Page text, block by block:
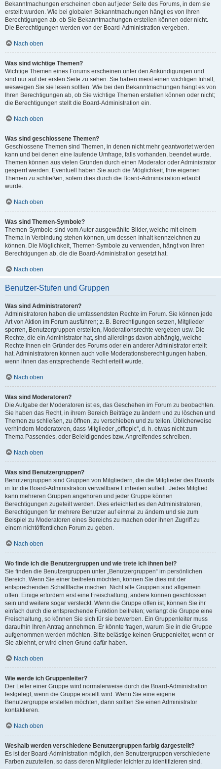
Bekanntmachungen erscheinen oben auf jeder Seite des Forums, in dem sie
erstellt wurden. Wie bei globalen Bekanntmachungen hängt es von Ihren
Berechtigungen ab, ob Sie Bekanntmachungen erstellen können oder nicht.
Die Berechtigungen werden von der Board-Administration vergeben.
Nach oben
Was sind wichtige Themen?
Wichtige Themen eines Forums erscheinen unter den Ankündigungen und
sind nur auf der ersten Seite zu sehen. Sie haben meist einen wichtigen Inhalt,
weswegen Sie sie lesen sollten. Wie bei den Bekanntmachungen hängt es von
Ihren Berechtigungen ab, ob Sie wichtige Themen erstellen können oder nicht;
die Berechtigungen stellt die Board-Administration ein.
Nach oben
Was sind geschlossene Themen?
Geschlossene Themen sind Themen, in denen nicht mehr geantwortet werden
kann und bei denen eine laufende Umfrage, falls vorhanden, beendet wurde.
Themen können aus vielen Gründen durch einen Moderator oder Administrator
gesperrt werden. Eventuell haben Sie auch die Möglichkeit, Ihre eigenen
Themen zu schließen, sofern dies durch die Board-Administration erlaubt
wurde.
Nach oben
Was sind Themen-Symbole?
Themen-Symbole sind vom Autor ausgewählte Bilder, welche mit einem
Thema in Verbindung stehen können, um dessen Inhalt kennzeichnen zu
können. Die Möglichkeit, Themen-Symbole zu verwenden, hängt von Ihren
Berechtigungen ab, die die Board-Administration gesetzt hat.
Nach oben
Benutzer-Stufen und Gruppen
Was sind Administratoren?
Administratoren haben die umfassendsten Rechte im Forum. Sie können jede
Art von Aktion im Forum ausführen; z. B. Berechtigungen setzen, Mitglieder
sperren, Benutzergruppen erstellen, Moderationsrechte vergeben usw. Die
Rechte, die ein Administrator hat, sind allerdings davon abhängig, welche
Rechte ihnen ein Gründer des Forums oder ein anderer Administrator erteilt
hat. Administratoren können auch volle Moderationsberechtigungen haben,
wenn ihnen das entsprechende Recht erteilt wurde.
Nach oben
Was sind Moderatoren?
Die Aufgabe der Moderatoren ist es, das Geschehen im Forum zu beobachten.
Sie haben das Recht, in ihrem Bereich Beiträge zu ändern und zu löschen und
Themen zu schließen, zu öffnen, zu verschieben und zu teilen. Üblicherweise
verhindern Moderatoren, dass Mitglieder „offtopic“, d. h. etwas nicht zum
Thema Passendes, oder Beleidigendes bzw. Angreifendes schreiben.
Nach oben
Was sind Benutzergruppen?
Benutzergruppen sind Gruppen von Mitgliedern, die die Mitglieder des Boards
in für die Board-Administration verwaltbare Einheiten aufteilt. Jedes Mitglied
kann mehreren Gruppen angehören und jeder Gruppe können
Berechtigungen zugeteilt werden. Dies erleichtert es den Administratoren,
Berechtigungen für mehrere Benutzer auf einmal zu ändern und sie zum
Beispiel zu Moderatoren eines Bereichs zu machen oder ihnen Zugriff zu
einem nichtöffentlichen Forum zu geben.
Nach oben
Wo finde ich die Benutzergruppen und wie trete ich ihnen bei?
Sie finden die Benutzergruppen unter „Benutzergruppen“ im persönlichen
Bereich. Wenn Sie einer beitreten möchten, können Sie dies mit der
entsprechenden Schaltfläche machen. Nicht alle Gruppen sind allgemein
offen. Einige erfordern erst eine Freischaltung, andere können geschlossen
sein und weitere sogar versteckt. Wenn die Gruppe offen ist, können Sie ihr
einfach durch die entsprechende Funktion beitreten; verlangt die Gruppe eine
Freischaltung, so können Sie sich für sie bewerben. Ein Gruppenleiter muss
daraufhin Ihren Antrag annehmen. Er könnte fragen, warum Sie in die Gruppe
aufgenommen werden möchten. Bitte belästige keinen Gruppenleiter, wenn er
Sie ablehnt, er wird einen Grund dafür haben.
Nach oben
Wie werde ich Gruppenleiter?
Der Leiter einer Gruppe wird normalerweise durch die Board-Administration
festgelegt, wenn die Gruppe erstellt wird. Wenn Sie eine eigene
Benutzergruppe erstellen möchten, dann sollten Sie einen Administrator
kontaktieren.
Nach oben
Weshalb werden verschiedene Benutzergruppen farbig dargestellt?
Es ist der Board-Administration möglich, den Benutzergruppen verschiedene
Farben zuzuteilen, so dass deren Mitglieder leichter zu identifizieren sind.